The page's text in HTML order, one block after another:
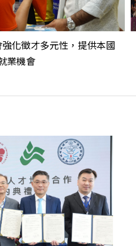
化徵才多元性，提供本國
業機會